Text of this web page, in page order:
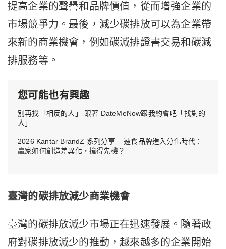
提高企業的聲譽和品牌價值，從而增強企業的
市場競爭力。最後，減少碳排放可以為企業帶
來新的商業機會，例如碳減排證書交易和碳減
排服務等。
您可能也有興趣
別再找「相反的人」 跟著 DateMeNow跟我約會吧「找對的
人」
2026 Kantar BrandZ 系列分享 – 速食品牌進入分化時代：
贏家如何創造差異化，搶得先機？
臺灣的碳排放減少商業機會
臺灣的碳排放減少市場正在迅速發展。隨著政
府對碳排放減少的推動，越來越多的企業開始